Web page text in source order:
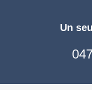
Un